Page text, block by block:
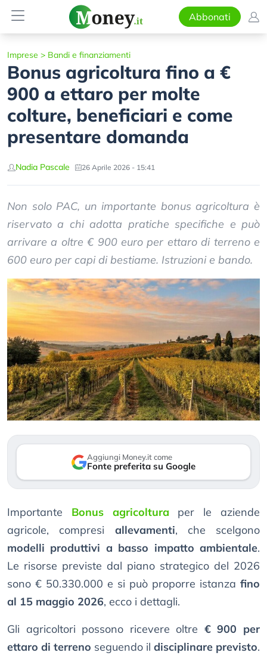
Abbonati
Imprese > Bandi e finanziamenti
Bonus agricoltura fino a €
900 a ettaro per molte
colture, beneficiari e come
presentare domanda
Nadia Pascale 26 Aprile 2026 - 15:41
Non solo PAC, un importante bonus agricoltura è
riservato a chi adotta pratiche specifiche e può
arrivare a oltre € 900 euro per ettaro di terreno e
600 euro per capi di bestiame. Istruzioni e bando.
Aggiungi Money.it come
Fonte preferita su Google
Importante Bonus agricoltura per le aziende
agricole, compresi allevamenti, che scelgono
modelli produttivi a basso impatto ambientale.
Le risorse previste dal piano strategico del 2026
sono € 50.330.000 e si può proporre istanza fino
al 15 maggio 2026, ecco i dettagli.
Gli agricoltori possono ricevere oltre € 900 per
ettaro di terreno seguendo il disciplinare previsto.